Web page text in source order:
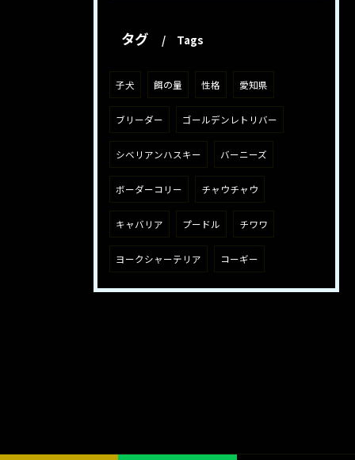
タグ Tags
子犬 餌の量 性格 愛知県
ブリーダー ゴールデンレトリバー
シベリアンハスキー バーニーズ
ボーダーコリー チャウチャウ
キャバリア プードル チワワ
ヨークシャーテリア コーギー